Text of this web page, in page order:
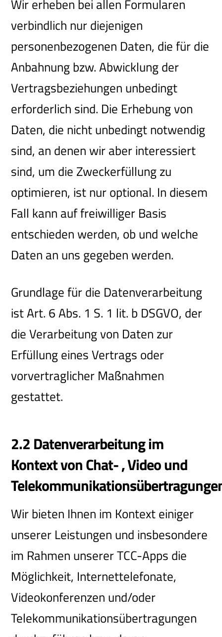
Wir erheben bei allen Formularen
verbindlich nur diejenigen
personenbezogenen Daten, die für die
Anbahnung bzw. Abwicklung der
Vertragsbeziehungen unbedingt
erforderlich sind. Die Erhebung von
Daten, die nicht unbedingt notwendig
sind, an denen wir aber interessiert
sind, um die Zweckerfüllung zu
optimieren, ist nur optional. In diesem
Fall kann auf freiwilliger Basis
entschieden werden, ob und welche
Daten an uns gegeben werden.
Grundlage für die Datenverarbeitung
ist Art. 6 Abs. 1 S. 1 lit. b DSGVO, der
die Verarbeitung von Daten zur
Erfüllung eines Vertrags oder
vorvertraglicher Maßnahmen
gestattet.
2.2 Datenverarbeitung im
Kontext von Chat- , Video und
Wir bieten Ihnen im Kontext einiger
unserer Leistungen und insbesondere
im Rahmen unserer TCC-Apps die
Möglichkeit, Internettelefonate,
Videokonferenzen und/oder
Telekommunikationsübertragungen